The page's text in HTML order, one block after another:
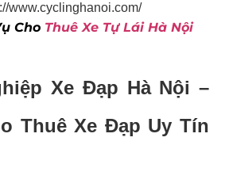
www.cyclinghanoi.com/
Cho Thuê Xe Tự Lái Hà Nội
Xe Đạp Hà Nội –
Thuê Xe Đạp Uy Tín